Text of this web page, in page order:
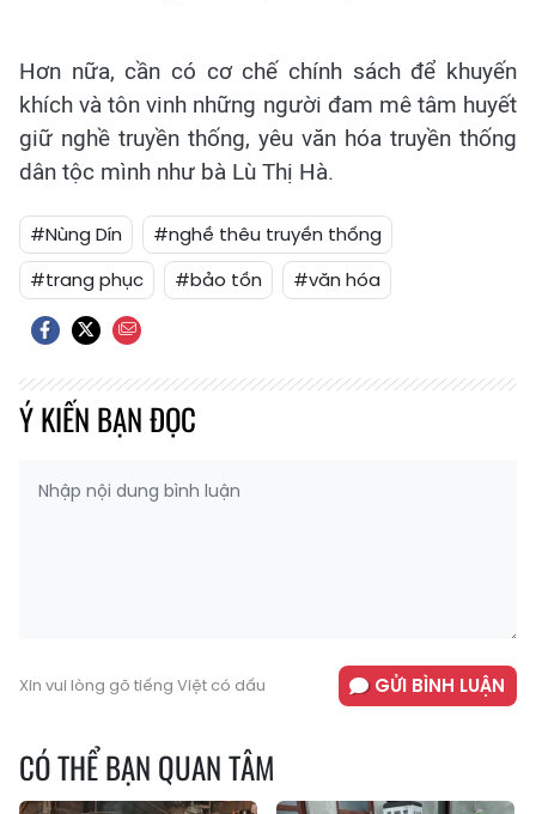
Hơn nữa, cần có cơ chế chính sách để khuyến
khích và tôn vinh những người đam mê tâm huyết
giữ nghề truyền thống, yêu văn hóa truyền thống
dân tộc mình như bà Lù Thị Hà.
#Nùng Dín
#nghề thêu truyền thống
#trang phục
#bảo tồn #văn hóa
Ý KIẾN BẠN ĐỌC
Xin vui lòng gõ tiếng Việt có dấu GỬI BÌNH LUẬN
CÓ THỂ BẠN QUAN TÂM